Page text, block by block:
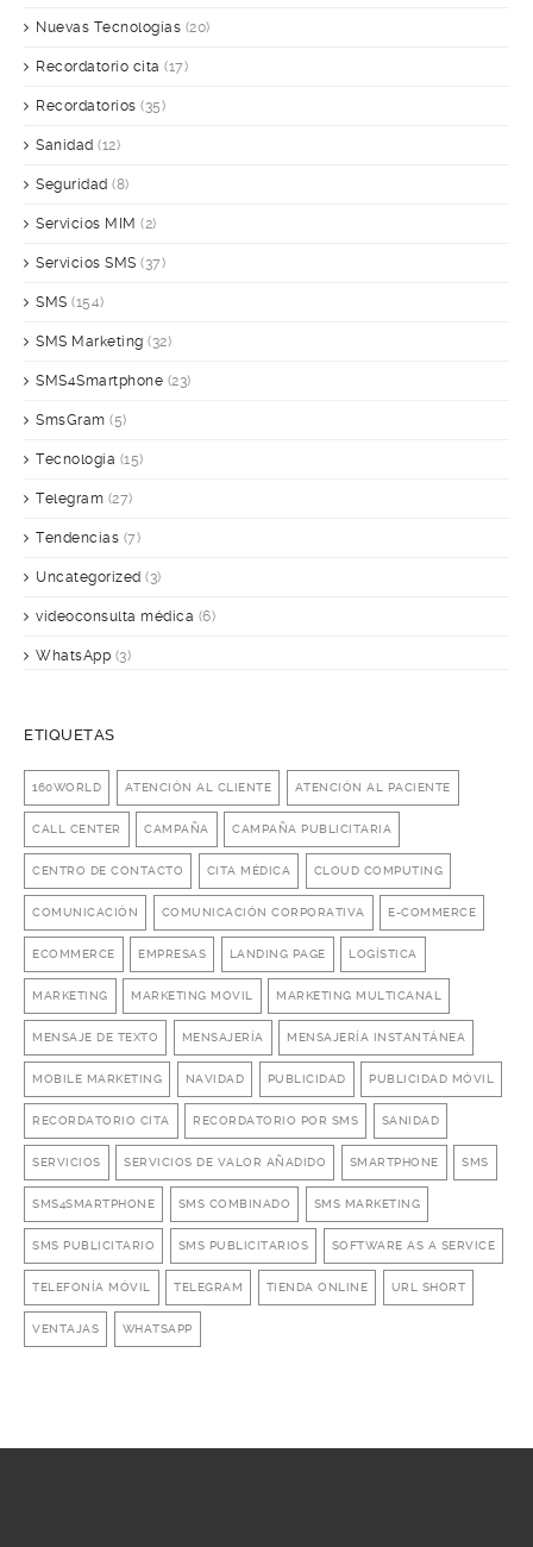
Nuevas Tecnologías (20)
Recordatorio cita (17)
Recordatorios (35)
Sanidad (12)
Seguridad (8)
Servicios MIM (2)
Servicios SMS (37)
SMS (154)
SMS Marketing (32)
SMS4Smartphone (23)
SmsGram (5)
Tecnología (15)
Telegram (27)
Tendencias (7)
Uncategorized (3)
videoconsulta médica (6)
WhatsApp (3)
ETIQUETAS
160WORLD ATENCIÓN AL CLIENTE ATENCIÓN AL PACIENTE
CALL CENTER CAMPAÑA CAMPAÑA PUBLICITARIA
CENTRO DE CONTACTO CITA MÉDICA CLOUD COMPUTING
COMUNICACIÓN COMUNICACIÓN CORPORATIVA E-COMMERCE
ECOMMERCE EMPRESAS LANDING PAGE LOGÍSTICA
MARKETING MARKETING MOVIL MARKETING MULTICANAL
MENSAJE DE TEXTO MENSAJERÍA MENSAJERÍA INSTANTÁNEA
MOBILE MARKETING NAVIDAD PUBLICIDAD PUBLICIDAD MÓVIL
RECORDATORIO CITA RECORDATORIO POR SMS SANIDAD
SERVICIOS SERVICIOS DE VALOR AÑADIDO SMARTPHONE SMS
SMS4SMARTPHONE SMS COMBINADO SMS MARKETING
SMS PUBLICITARIO SMS PUBLICITARIOS SOFTWARE AS A SERVICE
TELEFONÍA MÓVIL TELEGRAM TIENDA ONLINE URL SHORT
VENTAJAS WHATSAPP